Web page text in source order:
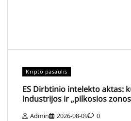
Kripto pasaulis
ES Dirbtinio intelekto aktas:
industrijos ir „pilkosios
Admin 2026-08-09 0